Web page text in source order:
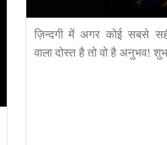
ज़िन्दगी में अगर कोई सबसे
वाला दोस्त है तो वो है अनुभव!